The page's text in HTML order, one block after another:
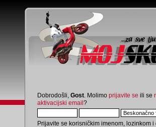
Dobrodošli, Gost . Molimo prijavite se ili se
aktivacijski email?
Prijavite se korisničkim imenom, lozinkom